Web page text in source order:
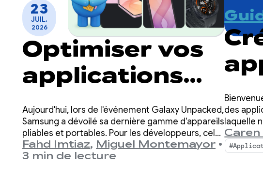
23
JUIL.
2026
Optimiser vos
applications
pour la
prochaine
génération
Aujourd'hui, lors de l'événement Galaxy Unpacked,
Samsung a dévoilé sa dernière gamme d'appareils
pliables et portables. Pour les développeurs, cela
signifie que la variété des facteurs de forme, des
tailles d'écran et des postures d'appareil que
Fahd Imtiaz, Miguel Montemayor •
3 min de lecture
des
laquelle
base et
notre
Caren